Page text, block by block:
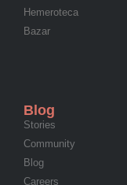
Hemeroteca
Bazar
Blog
Stories
Community
Blog
Careers